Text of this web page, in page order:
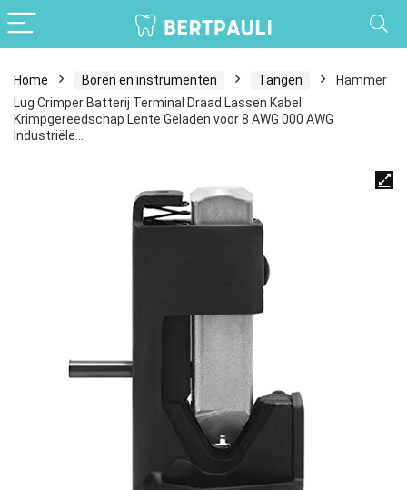
Home Boren en instrumenten Tangen
Hammer
Lug Crimper Batterij Terminal Draad Lassen Kabel
Krimpgereedschap Lente Geladen voor 8 AWG 000 AWG
Industriële…